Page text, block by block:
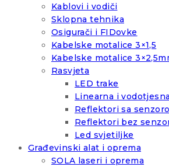
Kablovi i vodiči
Sklopna tehnika
Osigurači i FIDovke
Kabelske motalice 3×1,5
Kabelske motalice
Rasvjeta
LED trake
Linearna i
Reflektori sa
Reflektori bez
Led svjetiljke
Građevinski alat i oprema
SOLA laseri i oprema